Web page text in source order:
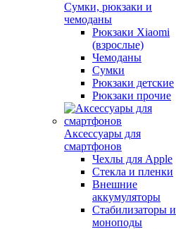
Сумки, рюкзаки и
чемоданы
Рюкзаки Xiaomi
(взрослые)
Чемоданы
Сумки
Рюкзаки детские
Рюкзаки прочие
Аксессуары для
смартфонов
Чехлы для Apple
Стекла и пленки
Внешние
аккумуляторы
Стабилизаторы и
моноподы